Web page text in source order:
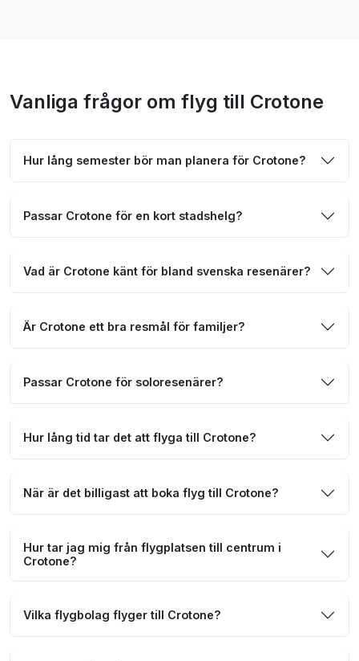
Vanliga frågor om flyg till Crotone
Hur lång semester bör man planera för Crotone?
Passar Crotone för en kort stadshelg?
Vad är Crotone känt för bland svenska resenärer?
Är Crotone ett bra resmål för familjer?
Passar Crotone för soloresenärer?
Hur lång tid tar det att flyga till Crotone?
När är det billigast att boka flyg till Crotone?
Hur tar jag mig från flygplatsen till centrum i
Crotone?
Vilka flygbolag flyger till Crotone?